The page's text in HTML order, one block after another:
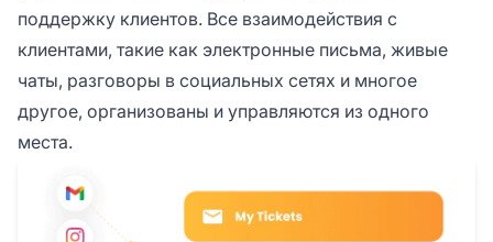
поддержку клиентов. Все взаимодействия с
клиентами, такие как электронные письма, живые
чаты, разговоры в социальных сетях и многое
другое, организованы и управляются из одного
места.